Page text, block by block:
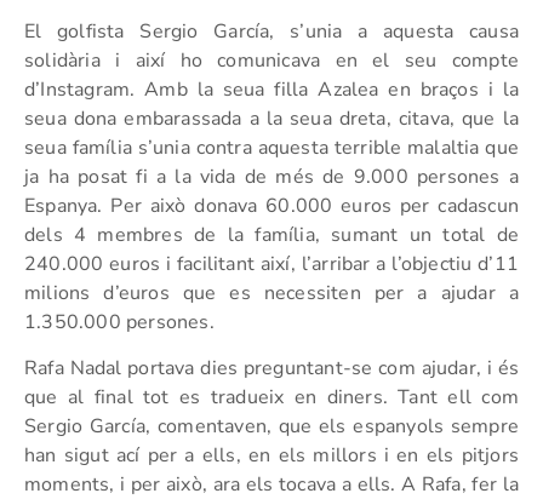
El golfista Sergio García, s’unia a aquesta causa
solidària i així ho comunicava en el seu compte
d’Instagram. Amb la seua filla Azalea en braços i la
seua dona embarassada a la seua dreta, citava, que la
seua família s’unia contra aquesta terrible malaltia que
ja ha posat fi a la vida de més de 9.000 persones a
Espanya. Per això donava 60.000 euros per cadascun
dels 4 membres de la família, sumant un total de
240.000 euros i facilitant així, l’arribar a l’objectiu d’11
milions d’euros que es necessiten per a ajudar a
1.350.000 persones.
Rafa Nadal portava dies preguntant-se com ajudar, i és
que al final tot es tradueix en diners. Tant ell com
Sergio García, comentaven, que els espanyols sempre
han sigut ací per a ells, en els millors i en els pitjors
moments, i per això, ara els tocava a ells. A Rafa, fer la